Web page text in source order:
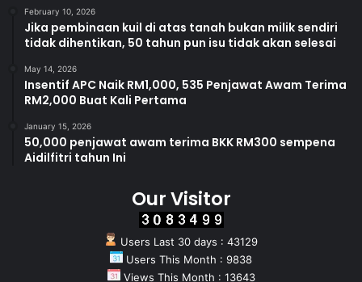
February 10, 2026
Jika pembinaan kuil di atas tanah bukan milik sendiri
tidak dihentikan, 50 tahun pun isu tidak akan selesai
May 14, 2026
Insentif APC Naik RM1,000, 535 Penjawat Awam Terima
RM2,000 Buat Kali Pertama
January 15, 2026
50,000 penjawat awam terima BKK RM300 sempena
Aidilfitri tahun Ini
Our Visitor
Users Last 30 days : 43129
Users This Month : 9838
Views This Month : 13643